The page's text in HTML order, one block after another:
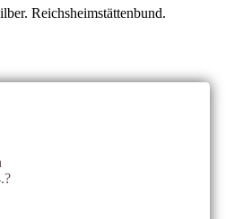
Reichsheimstättenbund.